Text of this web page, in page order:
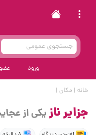
ورود
خانه | مکان |
جزایر نازیکی از